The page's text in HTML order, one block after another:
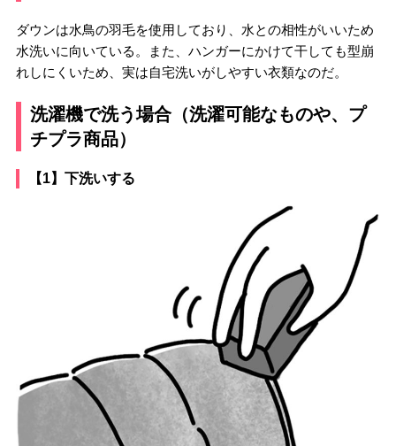
ダウンは水鳥の羽毛を使用しており、水との相性がいいため
水洗いに向いている。また、ハンガーにかけて干しても型崩
れしにくいため、実は自宅洗いがしやすい衣類なのだ。
洗濯機で洗う場合（洗濯可能なものや、プ
チプラ商品）
【1】下洗いする